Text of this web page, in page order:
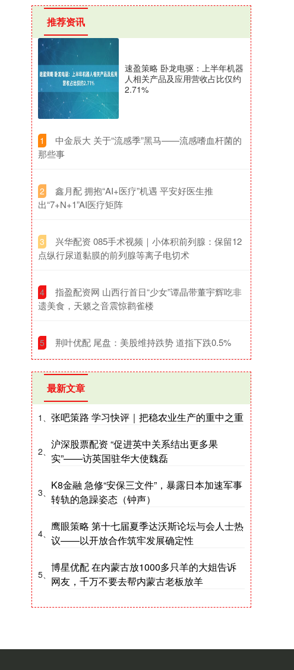
推荐资讯
速盈策略 卧龙电驱：上半年机器
人相关产品及应用营收占比仅约
2.71%
1
​中金辰大 关于“流感季”黑马——流感嗜血杆菌的
那些事
2
​鑫月配 拥抱“AI+医疗”机遇 平安好医生推
出“7+N+1”AI医疗矩阵
3
​兴华配资 085手术视频｜小体积前列腺：保留12
点纵行尿道黏膜的前列腺等离子电切术
4
​指盈配资网 山西行首日“少女”谭晶带董宇辉吃非
遗美食，天籁之音震惊鹳雀楼
5 ​荆叶优配 尾盘：美股维持跌势 道指下跌0.5%
最新文章
1、 张吧策路 学习快评｜把稳农业生产的重中之重
2、
沪深股票配资 “促进英中关系结出更多果
实”——访英国驻华大使魏磊
3、
K8金融 急修“安保三文件”，暴露日本加速军事
转轨的急躁姿态（钟声）
4、
鹰眼策略 第十七届夏季达沃斯论坛与会人士热
议——以开放合作筑牢发展确定性
5、
博星优配 在内蒙古放1000多只羊的大姐告诉
网友，千万不要去帮内蒙古老板放羊